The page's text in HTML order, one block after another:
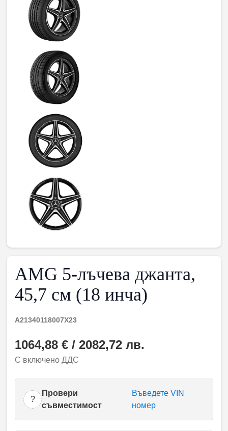
AMG 5-лъчева джанта,
45,7 см (18 инча)
A21340118007X23
1064,88 € / 2082,72 лв.
С включено ДДС
?
Провери
съвместимост
Въведете VIN
номер